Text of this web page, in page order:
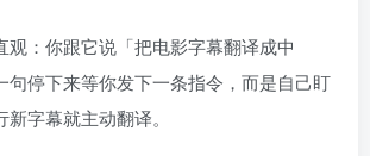
观：你跟它说「把电影字幕翻译成中
句停下来等你发下一条指令，而是自己盯
字幕就主动翻译。